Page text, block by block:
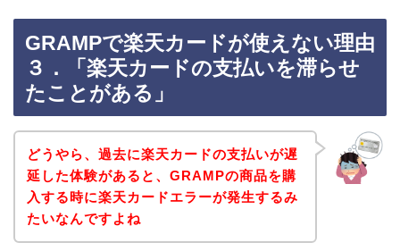
GRAMPで楽天カードが使えない理由
３．「楽天カードの支払いを滞らせ
たことがある」
どうやら、過去に楽天カードの支払いが遅
延した体験があると、GRAMPの商品を購
入する時に楽天カードエラーが発生するみ
たいなんですよね